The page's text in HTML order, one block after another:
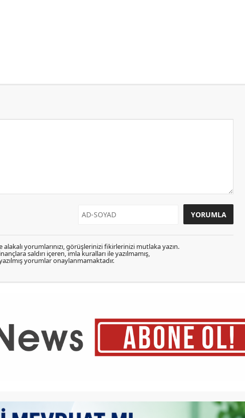
yorumlarınızı, görüşlerinizi fikirlerinizi mutlaka yazın.
saldırı içeren, imla kuralları ile yazılmamış,
yorumlar onaylanmamaktadır.